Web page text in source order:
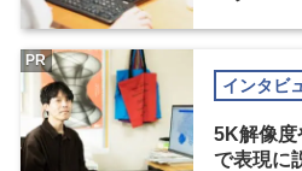
インタビ
5K解像度
で表現に
PR